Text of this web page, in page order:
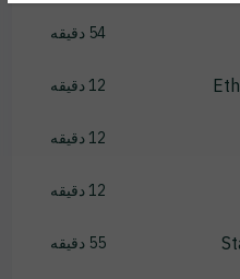
54 دقیقه
12 دقیقه
12 دقیقه
12 دقیقه
55 دقیقه